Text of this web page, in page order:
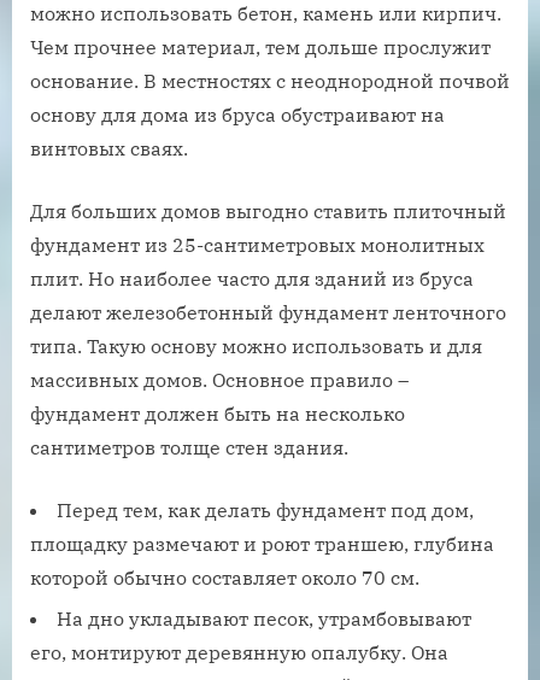
можно использовать бетон, камень или кирпич.
Чем прочнее материал, тем дольше прослужит
основание. В местностях с неоднородной почвой
основу для дома из бруса обустраивают на
винтовых сваях.
Для больших домов выгодно ставить плиточный
фундамент из 25-сантиметровых монолитных
плит. Но наиболее часто для зданий из бруса
делают железобетонный фундамент ленточного
типа. Такую основу можно использовать и для
массивных домов. Основное правило –
фундамент должен быть на несколько
сантиметров толще стен здания.
Перед тем, как делать фундамент под дом,
площадку размечают и роют траншею, глубина
которой обычно составляет около 70 см.
На дно укладывают песок, утрамбовывают
его, монтируют деревянную опалубку. Она